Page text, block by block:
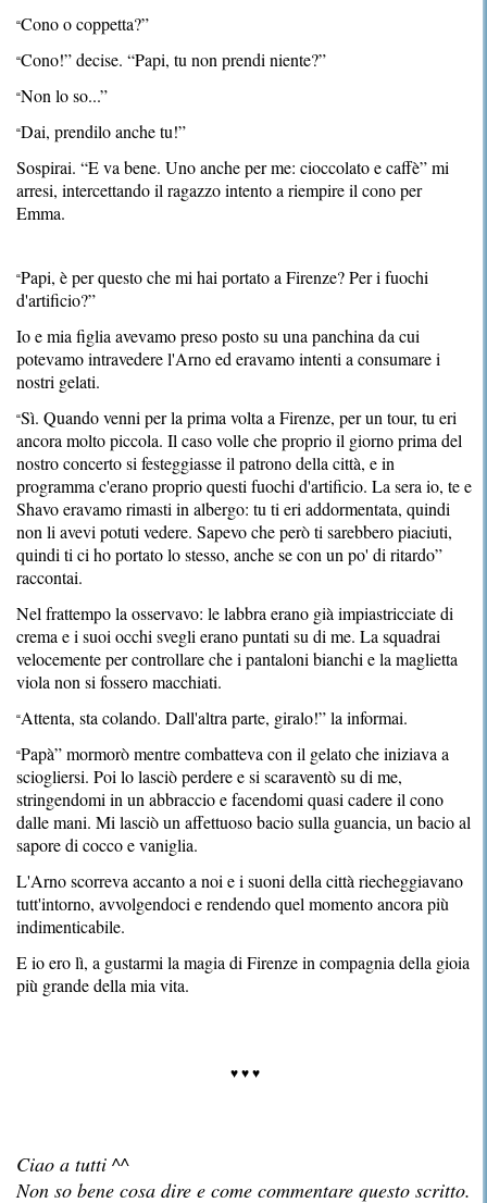
“Cono o coppetta?”
“Cono!” decise. “Papi, tu non prendi niente?”
“Non lo so...”
“Dai, prendilo anche tu!”
Sospirai. “E va bene. Uno anche per me: cioccolato e caffè” mi
arresi, intercettando il ragazzo intento a riempire il cono per
Emma.
“Papi, è per questo che mi hai portato a Firenze? Per i fuochi
d'artificio?”
Io e mia figlia avevamo preso posto su una panchina da cui
potevamo intravedere l'Arno ed eravamo intenti a consumare i
nostri gelati.
“Sì. Quando venni per la prima volta a Firenze, per un tour, tu eri
ancora molto piccola. Il caso volle che proprio il giorno prima del
nostro concerto si festeggiasse il patrono della città, e in
programma c'erano proprio questi fuochi d'artificio. La sera io, te e
Shavo eravamo rimasti in albergo: tu ti eri addormentata, quindi
non li avevi potuti vedere. Sapevo che però ti sarebbero piaciuti,
quindi ti ci ho portato lo stesso, anche se con un po' di ritardo”
raccontai.
Nel frattempo la osservavo: le labbra erano già impiastricciate di
crema e i suoi occhi svegli erano puntati su di me. La squadrai
velocemente per controllare che i pantaloni bianchi e la maglietta
viola non si fossero macchiati.
“Attenta, sta colando. Dall'altra parte, giralo!” la informai.
“Papà” mormorò mentre combatteva con il gelato che iniziava a
sciogliersi. Poi lo lasciò perdere e si scaraventò su di me,
stringendomi in un abbraccio e facendomi quasi cadere il cono
dalle mani. Mi lasciò un affettuoso bacio sulla guancia, un bacio al
sapore di cocco e vaniglia.
L'Arno scorreva accanto a noi e i suoni della città riecheggiavano
tutt'intorno, avvolgendoci e rendendo quel momento ancora più
indimenticabile.
E io ero lì, a gustarmi la magia di Firenze in compagnia della gioia
più grande della mia vita.
♥ ♥ ♥
Ciao a tutti ^^
Non so bene cosa dire e come commentare questo scritto.